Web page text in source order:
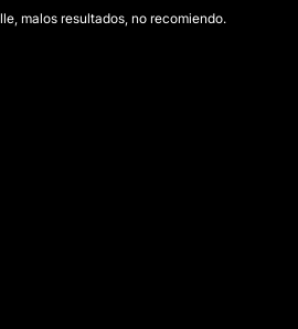
malos resultados, no recomiendo.